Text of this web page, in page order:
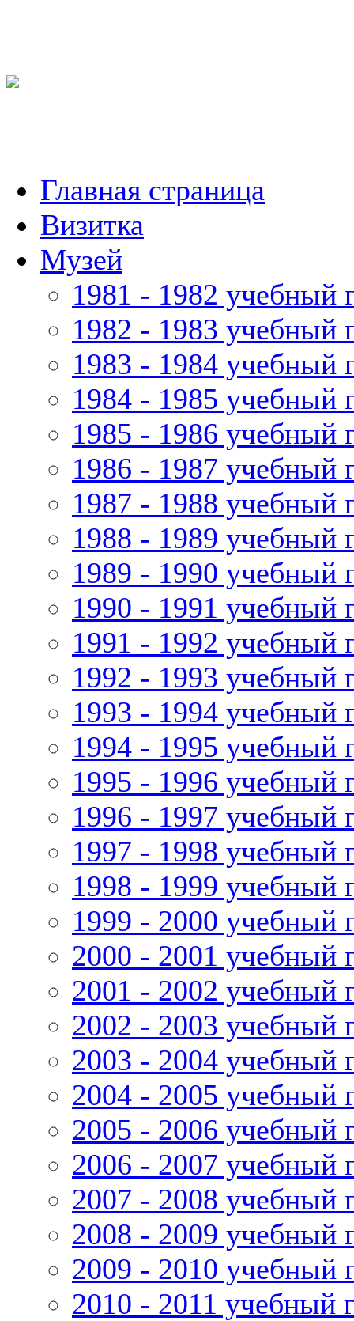
Главная страница
Визитка
Музей
1981 - 1982 учебный
1982 - 1983 учебный
1983 - 1984 учебный
1984 - 1985 учебный
1985 - 1986 учебный
1986 - 1987 учебный
1987 - 1988 учебный
1988 - 1989 учебный
1989 - 1990 учебный
1990 - 1991 учебный
1991 - 1992 учебный
1992 - 1993 учебный
1993 - 1994 учебный
1994 - 1995 учебный
1995 - 1996 учебный
1996 - 1997 учебный
1997 - 1998 учебный
1998 - 1999 учебный
1999 - 2000 учебный
2000 - 2001 учебный
2001 - 2002 учебный
2002 - 2003 учебный
2003 - 2004 учебный
2004 - 2005 учебный
2005 - 2006 учебный
2006 - 2007 учебный
2007 - 2008 учебный
2008 - 2009 учебный
2009 - 2010 учебный
2010 - 2011 учебный